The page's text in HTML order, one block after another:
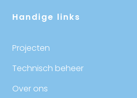
Handige links
Projecten
Technisch beheer
Over ons